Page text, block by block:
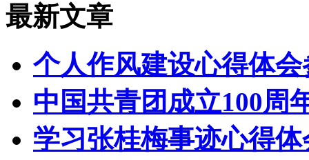
最新文章
个人作风建设心得体会
中国共青团成立100周
学习张桂梅事迹心得体